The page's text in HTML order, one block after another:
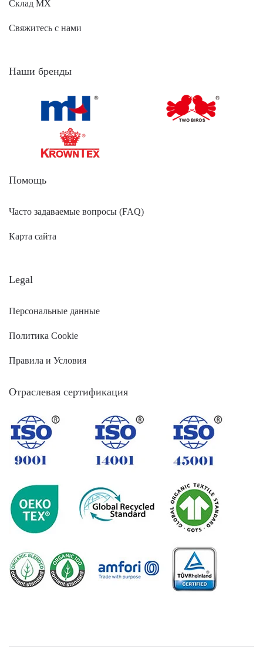
Склад МХ
Свяжитесь с нами
Наши бренды
Помощь
Часто задаваемые вопросы (FAQ)
Карта сайта
Legal
Персональные данные
Политика Cookie
Правила и Условия
Отраслевая сертификация